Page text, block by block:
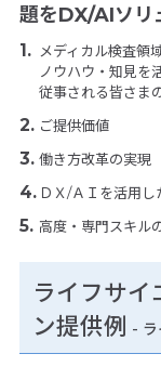
題をDX/AIソリ
メディカル検査領
ノウハウ・知見を
従事される皆さま
ご提供価値
働き方改革の実現
ＤＸ/ＡＩを活用
高度・専門スキル
ライフサイ
ン提供例 - ラ